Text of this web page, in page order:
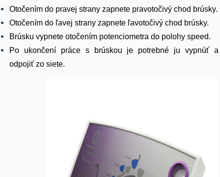
Otočením do pravej strany zapnete pravotočivý chod brúsky.
Otočením do ľavej strany zapnete ľavotočivý chod brúsky.
Brúsku vypnete otočením potenciometra do polohy speed.
Po ukončení práce s brúskou je potrebné ju vypnúť a
odpojiť zo siete.